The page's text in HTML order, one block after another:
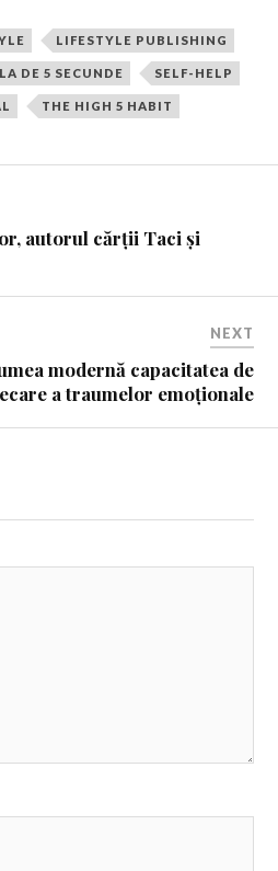
LIFESTYLE PUBLISHING
DE 5 SECUNDE SELF-HELP
THE HIGH 5 HABIT
autorul cărții Taci și
NEXT
modernă capacitatea de
a traumelor emoționale